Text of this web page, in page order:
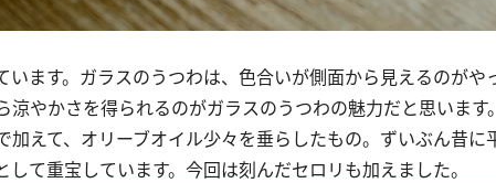
ます。ガラスのうつわは、色合いが側面から見えるのがや
やかさを得られるのがガラスのうつわの魅力だと思います。
えて、オリーブオイル少々を垂らしたもの。ずいぶん昔に
て重宝しています。今回は刻んだセロリも加えました。